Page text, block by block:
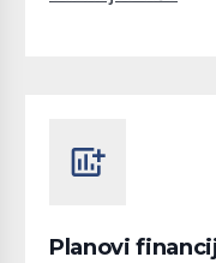
add_chart
Planovi